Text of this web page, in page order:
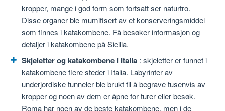
kropper, mange i god form som fortsatt ser naturtro.
Disse organer ble mumifisert av et konserveringsmiddel
som finnes i katakombene. Få besøker informasjon og
detaljer i katakombene på Sicilia.
Skjeletter og katakombene i Italia : skjeletter er funnet i
katakombene flere steder i Italia. Labyrinter av
underjordiske tunneler ble brukt til å begrave tusenvis av
kropper og noen av dem er åpne for turer eller besøk.
Roma har noen av de beste katakombene, men i de